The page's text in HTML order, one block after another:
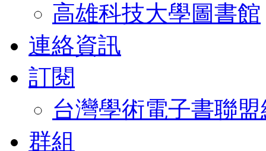
高雄科技大學圖書館
連絡資訊
訂閱
台灣學術電子書聯
群組